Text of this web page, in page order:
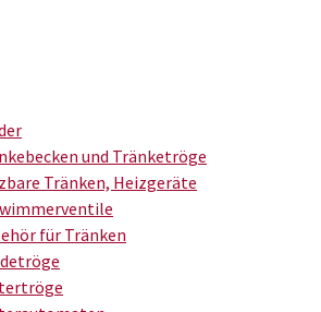
und Tränketröge
Tränken, Heizgeräte
für Tränken